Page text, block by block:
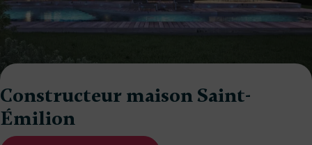
Constructeur maison Saint-
Émilion